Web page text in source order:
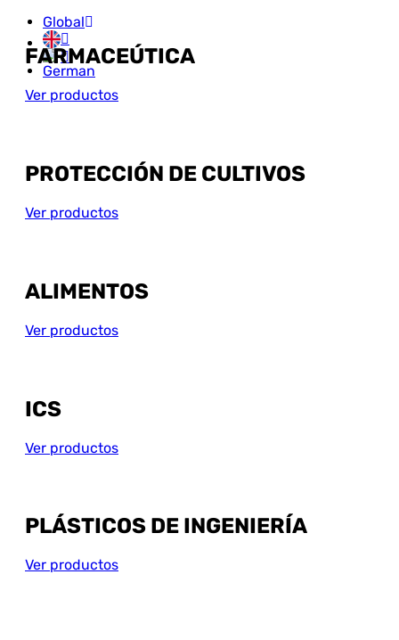
Global
FARMACEÚTICA
Ver productos
PROTECCIÓN DE CULTIVOS
Ver productos
ALIMENTOS
Ver productos
ICS
Ver productos
PLÁSTICOS DE INGENIERÍA
Ver productos